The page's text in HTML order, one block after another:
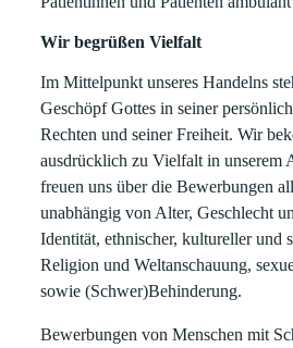
Wir begrüßen Vielfalt
Im Mittelpunkt unseres Handelns
Geschöpf Gottes in seiner
Rechten und seiner Freiheit. Wir
ausdrücklich zu Vielfalt in unserem
freuen uns über die Bewerbungen
unabhängig von Alter, Geschlecht
Identität, ethnischer, kultureller und
Religion und Weltanschauung,
sowie (Schwer)Behinderung.
Bewerbungen von Menschen mit